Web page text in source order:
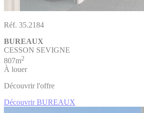
Réf. 35.2184
BUREAUX
CESSON SEVIGNE
807m2
À louer
Découvrir l'offre
Découvrir BUREAUX